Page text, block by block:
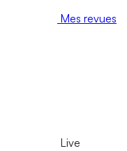
Mes revues
Live